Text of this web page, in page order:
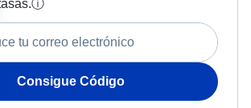
ⓘ
Consigue Código